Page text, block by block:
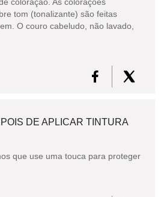
coloração. As colorações
tom (tonalizante) são feitas
O couro cabeludo, não lavado,
DE APLICAR TINTURA
que use uma touca para proteger